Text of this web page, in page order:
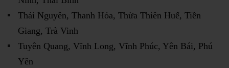
Thái Nguyên, Thanh Hóa, Thừa Thiên Huế, Tiền
Giang, Trà Vinh
Tuyên Quang, Vĩnh Long, Vĩnh Phúc, Yên Bái, Phú
Yên